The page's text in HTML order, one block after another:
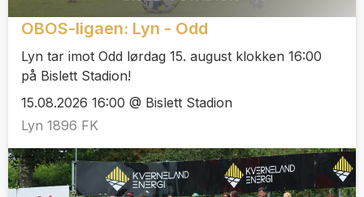
OBOS-ligaen: Lyn - Odd
Lyn tar imot Odd lørdag 15. august klokken 16:00
på Bislett Stadion!
15.08.2026 16:00 @ Bislett Stadion
Lyn 1896 FK